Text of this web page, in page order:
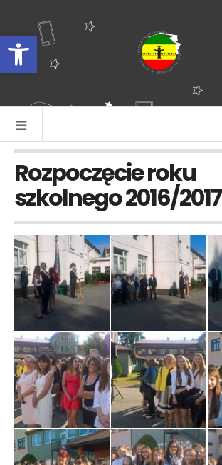
Otwórz pasek narzędzi
Rozpoczęcie roku
szkolnego 2016/2017